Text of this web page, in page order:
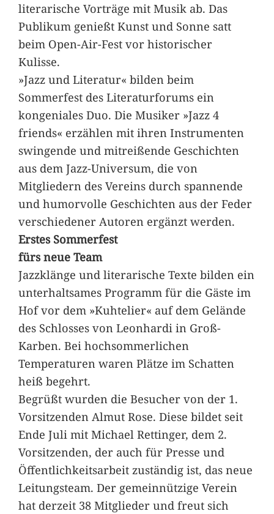
literarische Vorträge mit Musik ab. Das
Publikum genießt Kunst und Sonne satt
beim Open-Air-Fest vor historischer
Kulisse.
»Jazz und Literatur« bilden beim
Sommerfest des Literaturforums ein
kongeniales Duo. Die Musiker »Jazz 4
friends« erzählen mit ihren Instrumenten
swingende und mitreißende Geschichten
aus dem Jazz-Universum, die von
Mitgliedern des Vereins durch spannende
und humorvolle Geschichten aus der Feder
verschiedener Autoren ergänzt werden.
Erstes Sommerfest
fürs neue Team
Jazzklänge und literarische Texte bilden ein
unterhaltsames Programm für die Gäste im
Hof vor dem »Kuhtelier« auf dem Gelände
des Schlosses von Leonhardi in Groß-
Karben. Bei hochsommerlichen
Temperaturen waren Plätze im Schatten
heiß begehrt.
Begrüßt wurden die Besucher von der 1.
Vorsitzenden Almut Rose. Diese bildet seit
Ende Juli mit Michael Rettinger, dem 2.
Vorsitzenden, der auch für Presse und
Öffentlichkeitsarbeit zuständig ist, das neue
Leitungsteam. Der gemeinnützige Verein
hat derzeit 38 Mitglieder und freut sich